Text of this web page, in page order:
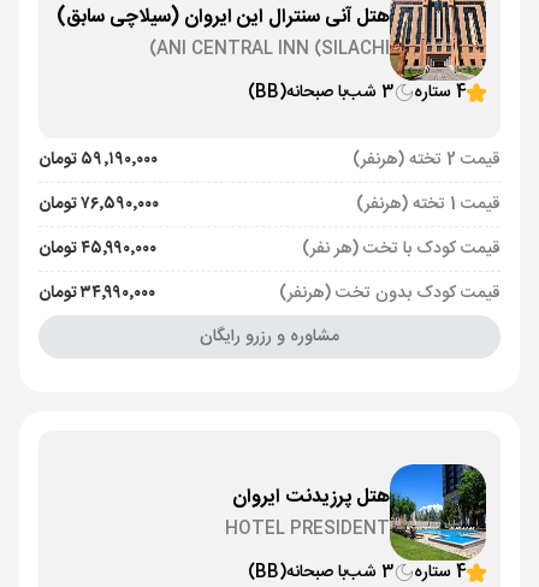
هتل آنی سنترال این ایروان (سیلاچی سابق)
ANI CENTRAL INN (SILACHI)
4 ستاره
3 شب با صبحانه(BB)
قیمت 2 تخته (هرنفر)
۵۹٬۱۹۰٬۰۰۰ تومان
قیمت 1 تخته (هرنفر)
۷۶٬۵۹۰٬۰۰۰ تومان
قیمت کودک با تخت (هر نفر)
۴۵٬۹۹۰٬۰۰۰ تومان
قیمت کودک بدون تخت (هرنفر)
۳۴٬۹۹۰٬۰۰۰ تومان
مشاوره و رزرو رایگان
هتل پرزیدنت ایروان
HOTEL PRESIDENT
4 ستاره
3 شب با صبحانه(BB)